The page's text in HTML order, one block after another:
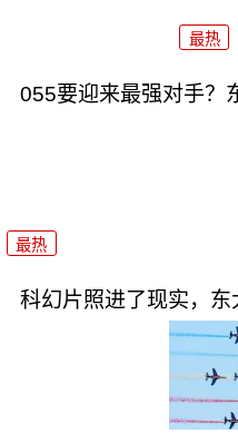
最热
055要迎来最强对手？
最热
科幻片照进了现实，东